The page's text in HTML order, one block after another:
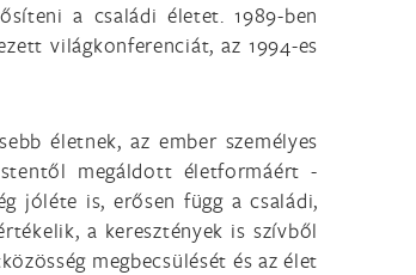
a családi életet. 1989-ben
világkonferenciát, az 1994-es
életnek, az ember személyes
megáldott életformáért -
jóléte is, erősen függ a családi,
a keresztények is szívből
megbecsülését és az élet